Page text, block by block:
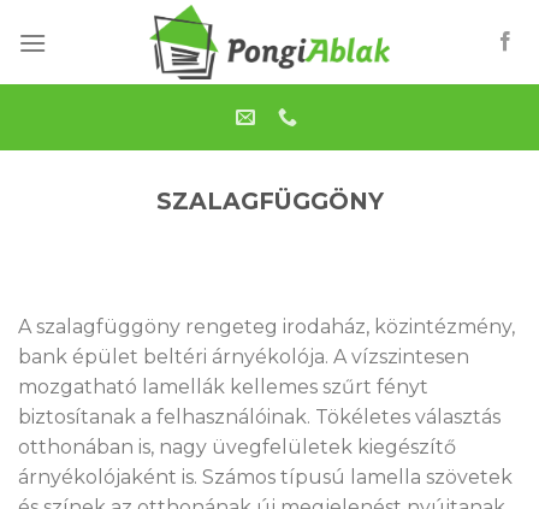
SZALAGFÜGGÖNY
A szalagfüggöny rengeteg irodaház, közintézmény,
bank épület beltéri árnyékolója. A vízszintesen
mozgatható lamellák kellemes szűrt fényt
biztosítanak a felhasználóinak. Tökéletes választás
otthonában is, nagy üvegfelületek kiegészítő
árnyékolójaként is. Számos típusú lamella szövetek